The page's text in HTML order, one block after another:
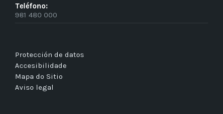
Teléfono:
981 480 000
Protección de datos
Accesibilidade
Mapa do Sitio
Aviso legal